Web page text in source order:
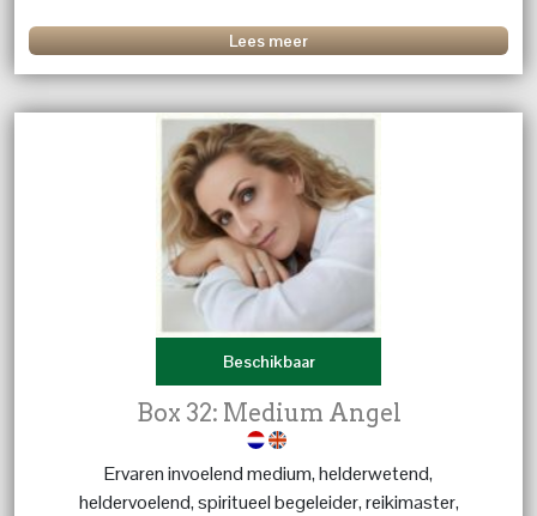
Lees meer
Beschikbaar
Box 32: Medium Angel
Ervaren invoelend medium, helderwetend,
heldervoelend, spiritueel begeleider, reikimaster,